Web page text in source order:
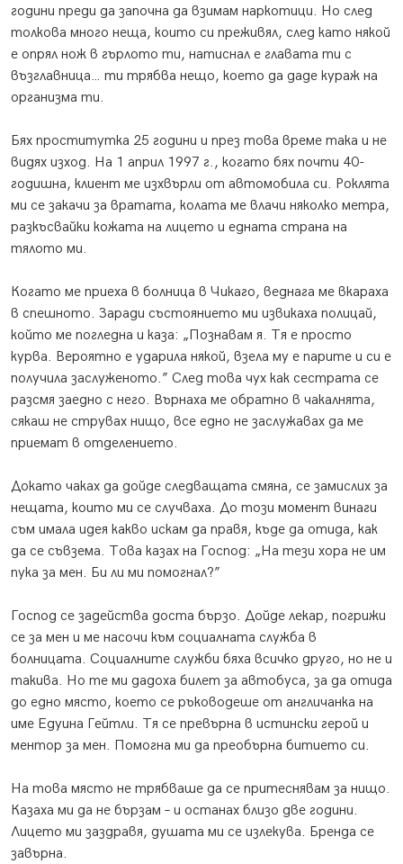
години преди да започна да взимам наркотици. Но след
толкова много неща, които си преживял, след като някой
е опрял нож в гърлото ти, натиснал е главата ти с
възглавница… ти трябва нещо, което да даде кураж на
организма ти.
Бях проститутка 25 години и през това време така и не
видях изход. На 1 април 1997 г., когато бях почти 40-
годишна, клиент ме изхвърли от автомобила си. Роклята
ми се закачи за вратата, колата ме влачи няколко метра,
разкъсвайки кожата на лицето и едната страна на
тялото ми.
Когато ме приеха в болница в Чикаго, веднага ме вкараха
в спешното. Заради състоянието ми извикаха полицай,
който ме погледна и каза: „Познавам я. Тя е просто
курва. Вероятно е ударила някой, взела му е парите и си е
получила заслуженото.” След това чух как сестрата се
разсмя заедно с него. Върнаха ме обратно в чакалнята,
сякаш не струвах нищо, все едно не заслужавах да ме
приемат в отделението.
Докато чаках да дойде следващата смяна, се замислих за
нещата, които ми се случваха. До този момент винаги
съм имала идея какво искам да правя, къде да отида, как
да се съвзема. Това казах на Господ: „На тези хора не им
пука за мен. Би ли ми помогнал?”
Господ се задейства доста бързо. Дойде лекар, погрижи
се за мен и ме насочи към социалната служба в
болницата. Социалните служби бяха всичко друго, но не и
такива. Но те ми дадоха билет за автобуса, за да отида
до едно място, което се ръководеше от англичанка на
име Едуина Гейтли. Тя се превърна в истински герой и
ментор за мен. Помогна ми да преобърна битието си.
На това място не трябваше да се притеснявам за нищо.
Казаха ми да не бързам – и останах близо две години.
Лицето ми заздравя, душата ми се излекува. Бренда се
завърна.